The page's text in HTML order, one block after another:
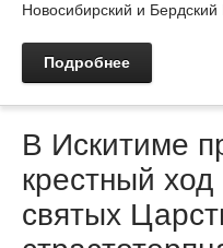
Новосибирский и Бердский
Подробнее
В Искитиме
крестный
святых